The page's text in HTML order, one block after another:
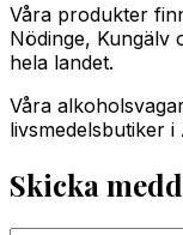
Våra produkter
Nödinge, Kungälv
hela landet.
Våra
livsmedelsbutiker
Skicka